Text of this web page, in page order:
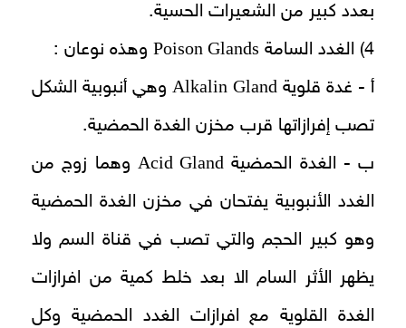
بعدد كبير من الشعيرات الحسية.
4) الغدد السامة
Poison Glands وهذه نوعان :
أ - غدة قلويةAlkalin Glandوهي أنبوبية الشكل
تصب إفرازاتها قرب مخزن الغدة الحمضية.
ب - الغدة الحمضية Acid Gland وهما زوج من
الغدد الأنبوبية يفتحان في مخزن الغدة الحمضية
وهو كبير الحجم والتي تصب في قناة السم ولا
يظهر الأثر السام الا بعد خلط كمية من افرازات
الغدة القلوية مع افرازات الغدد الحمضية وكل